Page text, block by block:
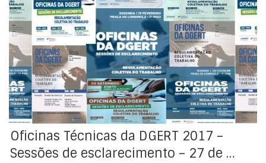
Dando sequência ao plano de atividades da DGERT
para 2017, informamos da realização de mais uma
sessão das "Oficinas da DGERT", dia 27 de junho, entre
as 9h30 e as 13h, desta vez em Faro.
Oficinas Técnicas da DGERT 2017 –
Sessões de esclarecimento – 27 de …